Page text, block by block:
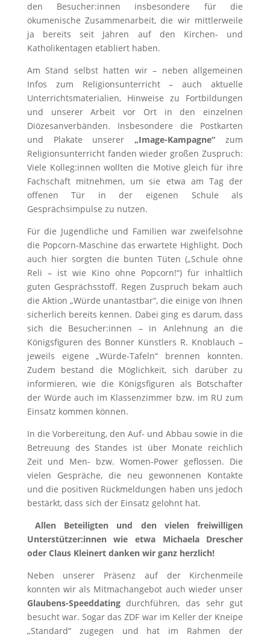
den Besucher:innen insbesondere für die
ökumenische Zusammenarbeit, die wir mittlerweile
ja bereits seit Jahren auf den Kirchen- und
Katholikentagen etabliert haben.
Am Stand selbst hatten wir – neben allgemeinen
Infos zum Religionsunterricht – auch aktuelle
Unterrichtsmaterialien, Hinweise zu Fortbildungen
und unserer Arbeit vor Ort in den einzelnen
Diözesanverbänden. Insbesondere die Postkarten
und Plakate unserer„Image-Kampagne“ zum
Religionsunterricht fanden wieder großen Zuspruch:
Viele Kolleg:innen wollten die Motive gleich für ihre
Fachschaft mitnehmen, um sie etwa am Tag der
offenen Tür in der eigenen Schule als
Gesprächsimpulse zu nutzen.
Für die Jugendliche und Familien war zweifelsohne
die Popcorn-Maschine das erwartete Highlight. Doch
auch hier sorgten die bunten Tüten („Schule ohne
Reli – ist wie Kino ohne Popcorn!“) für inhaltlich
guten Gesprächsstoff. Regen Zuspruch bekam auch
die Aktion „Würde unantastbar“, die einige von Ihnen
sicherlich bereits kennen. Dabei ging es darum, dass
sich die Besucher:innen – in Anlehnung an die
Königsfiguren des Bonner Künstlers R. Knoblauch –
jeweils eigene „Würde-Tafeln“ brennen konnten.
Zudem bestand die Möglichkeit, sich darüber zu
informieren, wie die Königsfiguren als Botschafter
der Würde auch im Klassenzimmer bzw. im RU zum
Einsatz kommen können.
In die Vorbereitung, den Auf- und Abbau sowie in die
Betreuung des Standes ist über Monate reichlich
Zeit und Men- bzw. Women-Power geflossen. Die
vielen Gespräche, die neu gewonnenen Kontakte
und die positiven Rückmeldungen haben uns jedoch
bestärkt, dass sich der Einsatz gelohnt hat.
Allen Beteiligten und den vielen freiwilligen
Unterstützer:innen wie etwa Michaela Drescher
oder Claus Kleinert danken wir ganz herzlich!
Neben unserer Präsenz auf der Kirchenmeile
konnten wir als Mitmachangebot auch wieder unser
Glaubens-Speeddatingdurchführen, das sehr gut
besucht war. Sogar das ZDF war im Keller der Kneipe
„Standard“ zugegen und hat im Rahmen der